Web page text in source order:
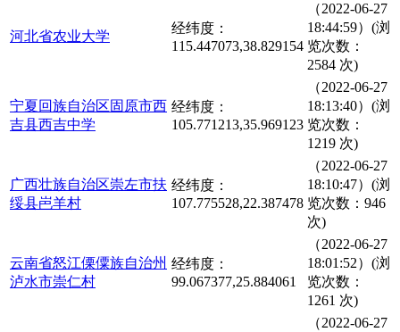
河北省农业大学
经纬度：
115.447073,38.829154
（2022-06-27
18:44:59）(浏
览次数：
2584 次)
宁夏回族自治区固原市西
吉县西吉中学
经纬度：
105.771213,35.969123
（2022-06-27
18:13:40）(浏
览次数：
1219 次)
广西壮族自治区崇左市扶
绥县岜羊村
经纬度：
107.775528,22.387478
（2022-06-27
18:10:47）(浏
览次数：946
次)
云南省怒江傈僳族自治州
泸水市崇仁村
经纬度：
99.067377,25.884061
（2022-06-27
18:01:52）(浏
览次数：
1261 次)
（2022-06-27